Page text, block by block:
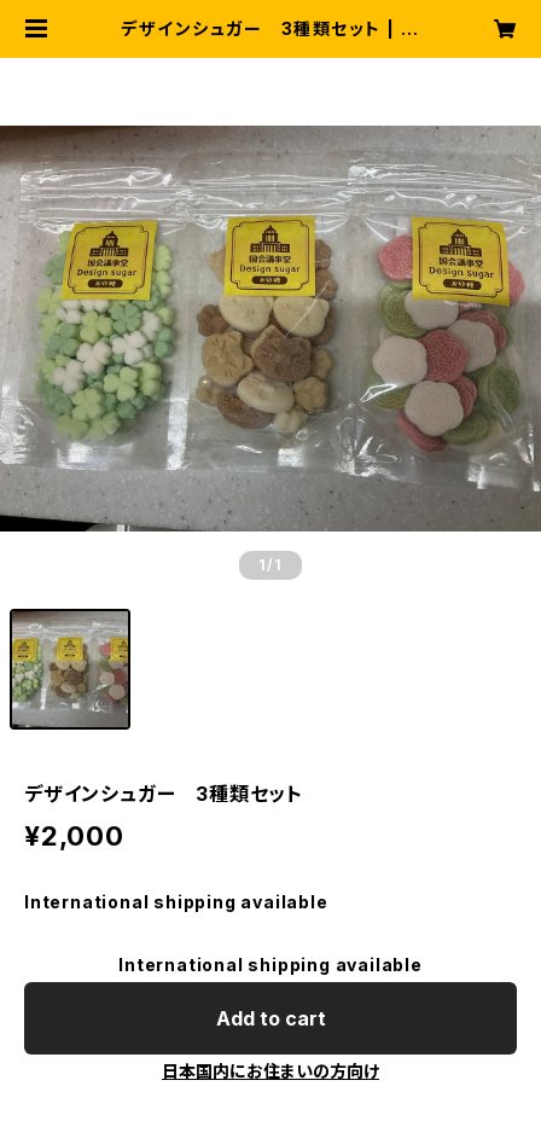
デザインシュガー 3種類セット | あ
1 /1
デザインシュガー 3種類セット
¥2,000
International shipping available
International shipping available
Add to cart
日本国内にお住まいの方向け